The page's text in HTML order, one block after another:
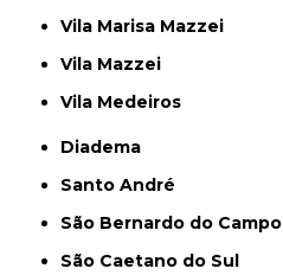
Vila Marisa Mazzei
Vila Mazzei
Vila Medeiros
Diadema
Santo André
São Bernardo do Campo
São Caetano do Sul